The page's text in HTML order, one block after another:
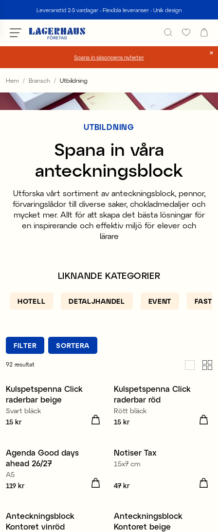
Leveranstid 2-5 vardagar - Flexibla leveranser - Unik design
Spana in säsongens nyheter
Välj språk / valuta
DK / EUR
SE / SEK
Hem Bransch Utbildning
UTBILDNING
Spana in våra
anteckningsblock
Utforska vårt sortiment av anteckningsblock, pennor,
förvaringslådor till diverse saker, chokladmedaljer och
mycket mer. Allt för att skapa det bästa lösningar för
en inspirerande och effektiv miljö för elever och
lärare
LIKNANDE KATEGORIER
HOTELL DETALJHANDEL EVENT
FILTER SORTERA
92 resultat
Nyhet
Kulspetspenna Click
raderbar beige
Svart bläck
Pris:
15 kr
Nyhet
Kulspetspenna Click
raderbar röd
Rött bläck
Pris:
15 kr
Nyhet
Agenda Good days
ahead 26/27
A5
Pris:119 kr
119 kr
Nyhet
Notiser Tax
15x7 cm
Pris:
47 kr
Nyhet
Anteckningsblock
Kontoret vinröd
Nyhet
Anteckningsblock
Kontoret beige